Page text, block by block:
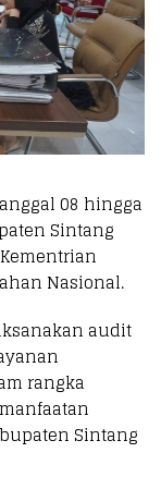
08 hingga
Sintang
Nasional.
audit
rangka
Sintang